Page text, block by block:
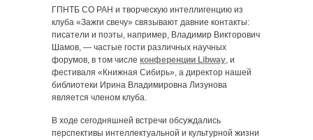
ГПНТБ СО РАН и творческую интеллигенцию из
клуба «Зажги свечу» связывают давние контакты:
писатели и поэты, например, Владимир Викторович
Шамов, — частые гости различных научных
форумов, в том числе конференции Libway, и
фестиваля «Книжная Сибирь», а директор нашей
библиотеки Ирина Владимировна Лизунова
является членом клуба.
В ходе сегодняшней встречи обсуждались
перспективы интеллектуальной и культурной жизни